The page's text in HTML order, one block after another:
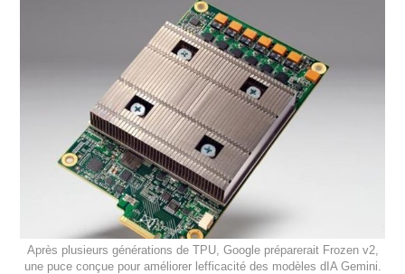
Après plusieurs générations de TPU, Google préparerait Frozen v2,
une puce conçue pour améliorer lefficacité des modèles dIA Gemini.